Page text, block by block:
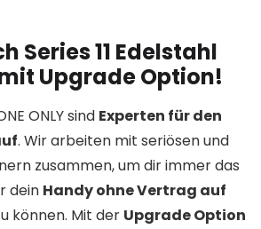
Series 11 Edelstahl
Upgrade Option!
ONLY sind Experten für den
. Wir arbeiten mit seriösen und
zusammen, um dir immer das
dein Handy ohne Vertrag auf
können. Mit der Upgrade Option